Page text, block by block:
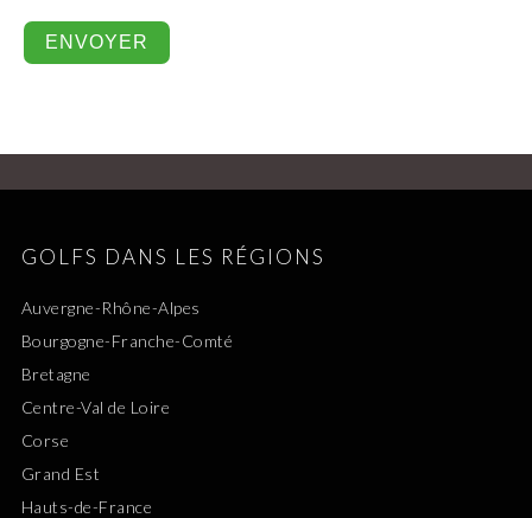
GOLFS DANS LES RÉGIONS
Auvergne-Rhône-Alpes
Bourgogne-Franche-Comté
Bretagne
Centre-Val de Loire
Corse
Grand Est
Hauts-de-France